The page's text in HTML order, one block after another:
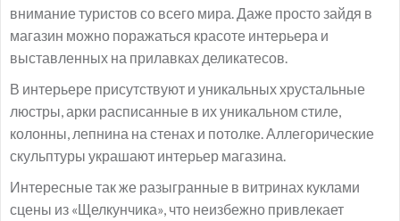
внимание туристов со всего мира. Даже просто зайдя в
магазин можно поражаться красоте интерьера и
выставленных на прилавках деликатесов.
В интерьере присутствуют и уникальных хрустальные
люстры, арки расписанные в их уникальном стиле,
колонны, лепнина на стенах и потолке. Аллегорические
скульптуры украшают интерьер магазина.
Интересные так же разыгранные в витринах куклами
сцены из «Щелкунчика», что неизбежно привлекает